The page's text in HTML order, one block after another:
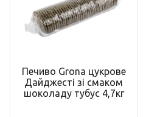
Печиво Grona цукрове
Дайджесті зі смаком
шоколаду тубус 4,7кг